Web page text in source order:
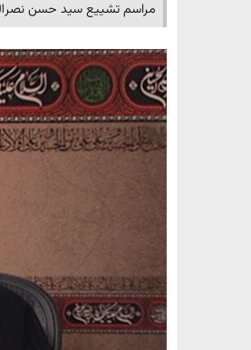
مراسم تشییع سید حسن